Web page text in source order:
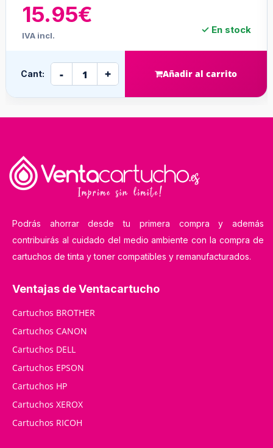
15.95€
IVA incl. ✓ En stock
Cant: - + Añadir al carrito
Podrás ahorrar desde tu primera compra y además
contribuirás al cuidado del medio ambiente con la compra de
cartuchos de tinta y toner compatibles y remanufacturados.
Ventajas de Ventacartucho
Cartuchos BROTHER
Cartuchos CANON
Cartuchos DELL
Cartuchos EPSON
Cartuchos HP
Cartuchos XEROX
Cartuchos RICOH